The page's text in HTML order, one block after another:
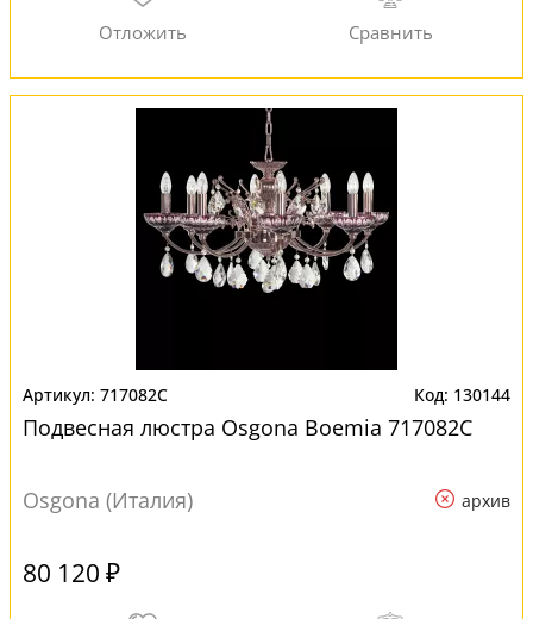
717082C 130144
Подвесная люстра Osgona Boemia 717082C
Osgona (Италия) архив
80 120 ₽